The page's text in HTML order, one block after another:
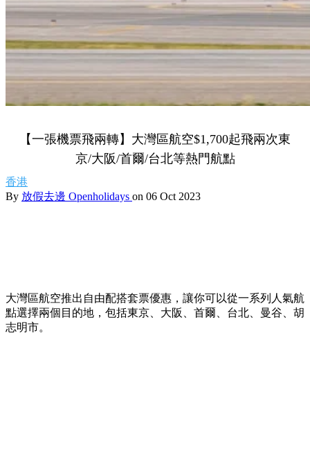
【一張機票飛兩轉】大灣區航空$1,700起飛兩次東
京/大阪/首爾/台北等熱門航點
香港
By 放假去邊 Openholidays on 06 Oct 2023
大灣區航空推出自由配搭套票優惠，讓你可以從一系列人氣航
點選擇兩個目的地，包括東京、大阪、首爾、台北、曼谷、胡
志明市。